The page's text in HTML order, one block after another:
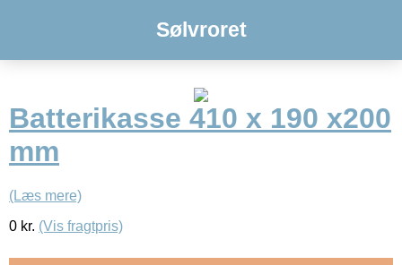
Sølvroret
Batterikasse 410 x 190 x200
mm
(Læs mere)
0 kr. (Vis fragtpris)